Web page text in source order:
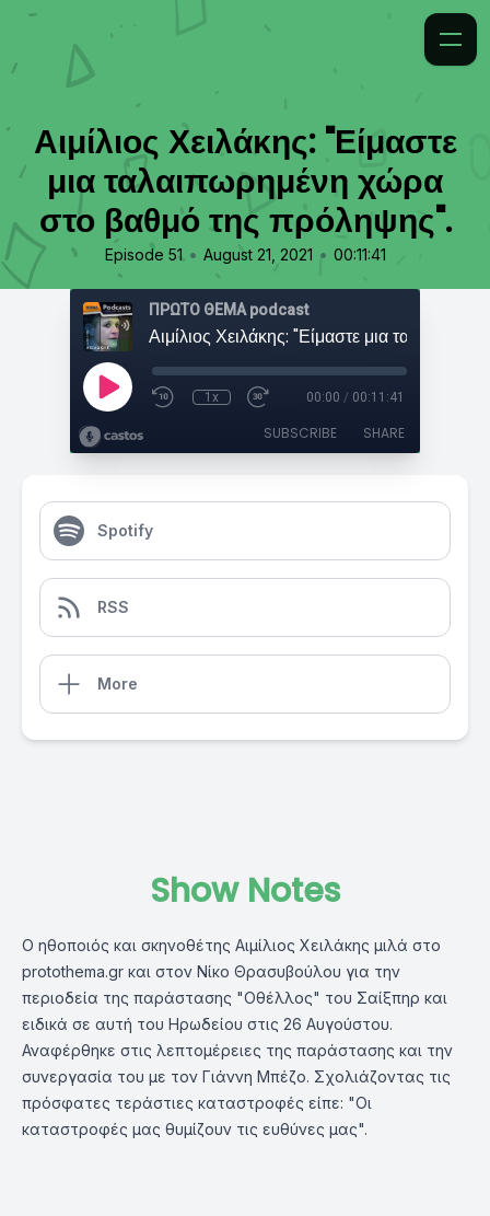
Αιμίλιος Χειλάκης: "Είμαστε
μια ταλαιπωρημένη χώρα
στο βαθμό της πρόληψης".
Episode 51 • August 21, 2021 • 00:11:41
ΠΡΩΤΟ ΘΕΜΑ podcast
1x 00:00 / 00:11:41
SUBSCRIBE SHARE
Spotify
RSS
More
Show Notes
Ο ηθοποιός και σκηνοθέτης Αιμίλιος Χειλάκης μιλά στο
protothema.gr και στον Νίκο Θρασυβούλου για την
περιοδεία της παράστασης "Οθέλλος" του Σαίξπηρ και
ειδικά σε αυτή του Ηρωδείου στις 26 Αυγούστου.
Αναφέρθηκε στις λεπτομέρειες της παράστασης και την
συνεργασία του με τον Γιάννη Μπέζο. Σχολιάζοντας τις
πρόσφατες τεράστιες καταστροφές είπε: "Οι
καταστροφές μας θυμίζουν τις ευθύνες μας".